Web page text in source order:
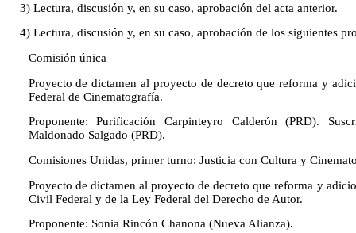
3) Lectura, discusión y, en su caso, aprobación del acta anterior.
4) Lectura, discusión y, en su caso, aprobación de los siguientes
Comisión única
Proyecto de dictamen al proyecto de decreto que reforma y
Federal de Cinematografía.
Proponente: Purificación Carpinteyro Calderón (PRD).
Maldonado Salgado (PRD).
Comisiones Unidas, primer turno: Justicia con Cultura y
Proyecto de dictamen al proyecto de decreto que reforma y
Civil Federal y de la Ley Federal del Derecho de Autor.
Proponente: Sonia Rincón Chanona (Nueva Alianza).